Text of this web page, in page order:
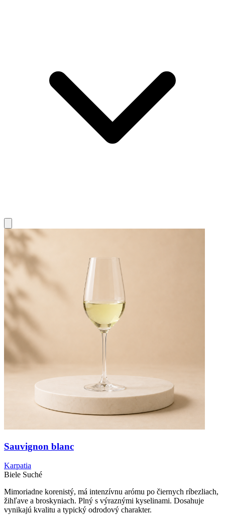
Sauvignon blanc
Karpatia
Biele Suché
Mimoriadne korenistý, má intenzívnu arómu po čiernych ríbezliach,
žihľave a broskyniach. Plný s výraznými kyselinami. Dosahuje
vynikajú kvalitu a typický odrodový charakter.